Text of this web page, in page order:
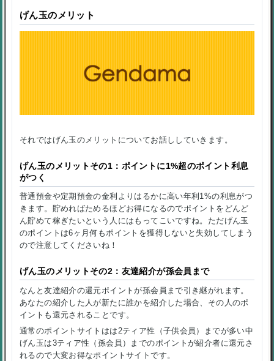
げん玉のメリット
それではげん玉のメリットについてお話ししていきます。
げん玉のメリットその1：ポイントに1%超のポイント利息
がつく
普通預金や定期預金の金利よりはるかに高い年利1%の利息がつ
きます。貯めればためるほどお得になるのでポイントをどんど
ん貯めて稼ぎたいという人にはもってこいですね。ただげん玉
のポイントは6ヶ月何もポイントを獲得しないと失効してしまう
ので注意してくださいね！
げん玉のメリットその2：友達紹介が孫会員まで
なんと友達紹介の還元ポイントが孫会員まで引き継がれます。
あなたの紹介した人が新たに誰かを紹介した場合、その人のポ
イントも還元されることです。
通常のポイントサイトはは2ティア性（子供会員）までが多い中
げん玉は3ティア性（孫会員）までのポイントが紹介者に還元さ
れるので大変お得なポイントサイトです。